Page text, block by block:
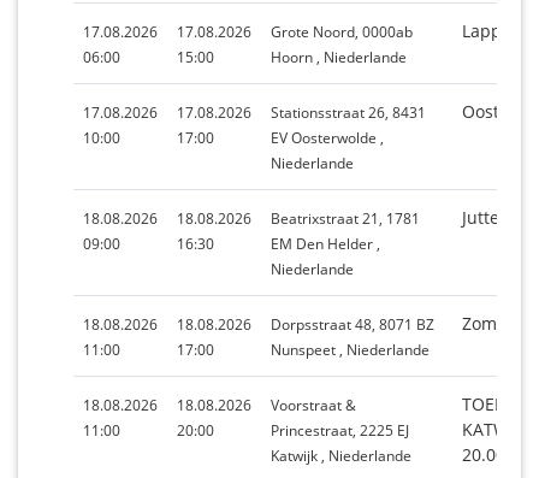
17.08.2026
06:00
17.08.2026
15:00
Grote Noord, 0000ab
Hoorn , Niederlande
17.08.2026
10:00
17.08.2026
17:00
Stationsstraat 26, 8431
EV Oosterwolde ,
Niederlande
18.08.2026
09:00
18.08.2026
16:30
Beatrixstraat 21, 1781
EM Den Helder ,
Niederlande
18.08.2026
11:00
18.08.2026
17:00
Dorpsstraat 48, 8071 BZ
Nunspeet , Niederlande
18.08.2026
11:00
18.08.2026
20:00
Voorstraat &
Princestraat, 2225 EJ
Katwijk , Niederlande
20.00